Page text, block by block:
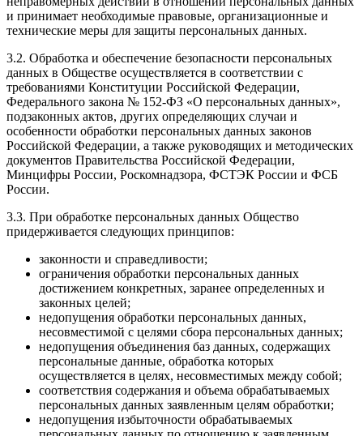
и принимает необходимые правовые, организационные и
технические меры для защиты персональных данных.
3.2. Обработка и обеспечение безопасности персональных
данных в Обществе осуществляется в соответствии с
требованиями Конституции Российской Федерации,
Федерального закона № 152-ФЗ «О персональных данных»,
подзаконных актов, других определяющих случаи и
особенности обработки персональных данных законов
Российской Федерации, а также руководящих и методических
документов Правительства Российской Федерации,
Минцифры России, Роскомнадзора, ФСТЭК России и ФСБ
России.
3.3. При обработке персональных данных Общество
придерживается следующих принципов:
законности и справедливости;
ограничения обработки персональных данных
достижением конкретных, заранее определенных и
законных целей;
недопущения обработки персональных данных,
несовместимой с целями сбора персональных данных;
недопущения объединения баз данных, содержащих
персональные данные, обработка которых
осуществляется в целях, несовместимых между собой;
соответствия содержания и объема обрабатываемых
персональных данных заявленным целям обработки;
недопущения избыточности обрабатываемых